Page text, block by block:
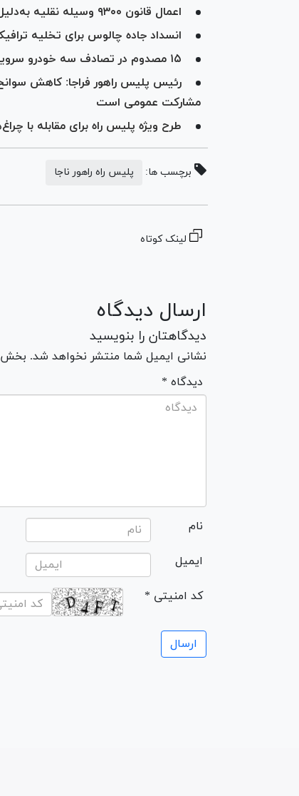
اعمال قانون ۹۳۰۰ وسیله نقلیه به‌دلیل حمل بار نامتعارف در پایتخت از ابتدای مهرماه سال جاری
انسداد جاده چالوس برای تخلیه
۱۵ مصدوم در تصادف سه خودرو سرویس مدارس در خیابان سبزدشت
رئیس پلیس راهور فراجا: کاهش
مشارکت عمومی است
طرح ویژه پلیس راه برای مقابله با
برچسب ها: پلیس راه راهور ناجا
لینک کوتاه
ارسال دیدگاه
دیدگاهتان را بنویسید
نشانی ایمیل شما منتشر نخواهد شد.
* دیدگاه
نام
ایمیل
* کد امنیتی